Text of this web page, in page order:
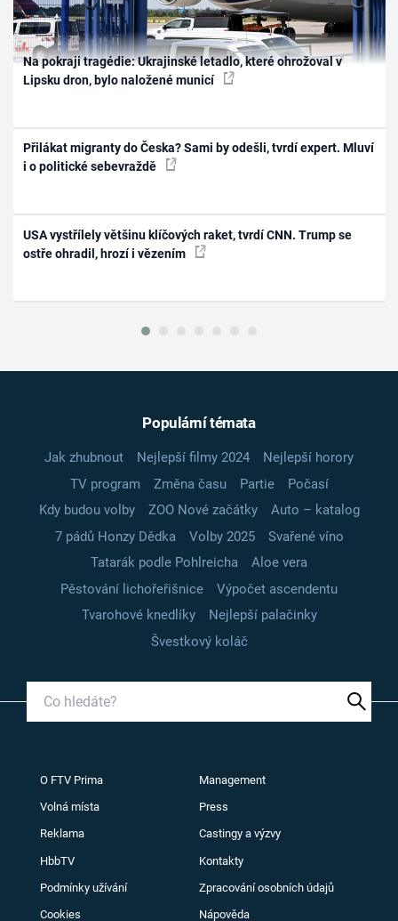
Na pokraji tragédie: Ukrajinské letadlo, které ohrožoval v
Lipsku dron, bylo naložené municí
Přilákat migranty do Česka? Sami by odešli, tvrdí expert. Mluví
i o politické sebevraždě
USA vystřílely většinu klíčových raket, tvrdí CNN. Trump se
ostře ohradil, hrozí i vězením
Populární témata
Jak zhubnout Nejlepší filmy 2024
Nejlepší horory
TV program
Změna času Partie
Počasí
Kdy budou volby
ZOO Nové začátky
Auto – katalog
7 pádů Honzy Dědka
Volby 2025
Svařené víno
Tatarák podle Pohlreicha
Aloe vera
Pěstování lichořeřišnice
Výpočet ascendentu
Tvarohové knedlíky
Nejlepší palačinky
Švestkový koláč
O FTV Prima Management
Volná místa Press
Reklama Castingy a výzvy
HbbTV Kontakty
Podmínky užívání Zpracování osobních údajů
Cookies Nápověda